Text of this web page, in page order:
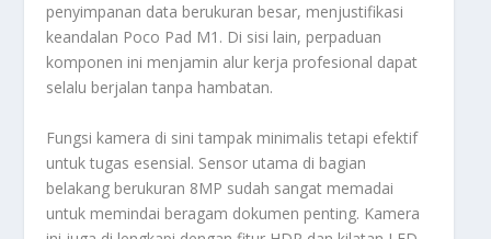
penyimpanan data berukuran besar, menjustifikasi
keandalan Poco Pad M1 . Di sisi lain, perpaduan
komponen ini menjamin alur kerja profesional dapat
selalu berjalan tanpa hambatan.
Fungsi kamera di sini tampak minimalis tetapi efektif
untuk tugas esensial. Sensor utama di bagian
belakang berukuran 8MP sudah sangat memadai
untuk memindai beragam dokumen penting. Kamera